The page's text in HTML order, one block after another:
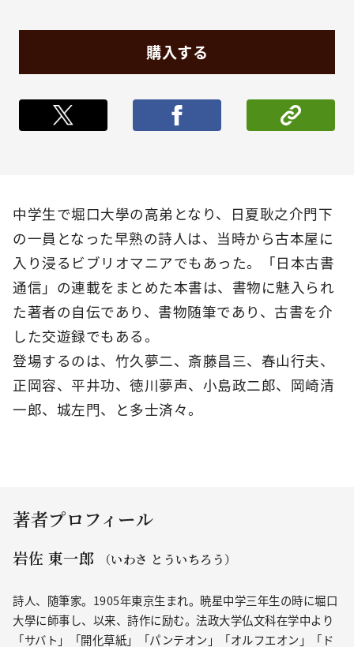
購入する
ポストする シェア
中学生で堀口大學の高弟となり、日夏耿之介門下
の一員となった早熟の詩人は、当時から古本屋に
入り浸るビブリオマニアでもあった。「日本古書
通信」の連載をまとめた本書は、書物に魅入られ
た著者の自伝であり、書物随筆であり、古書を介
した交遊録でもある。
登場するのは、竹久夢二、斎藤昌三、春山行夫、
正岡容、平井功、徳川夢声、小島政二郎、岡崎清
一郎、城左門、と多士済々。
著者プロフィール
岩佐 東一郎 （いわさ とういちろう）
詩人、随筆家。1905年東京生まれ。暁星中学三年生の時に堀口
大學に師事し、以来、詩作に励む。法政大学仏文科在学中より
「サバト」「開化草紙」「パンテオン」「オルフエオン」「ド